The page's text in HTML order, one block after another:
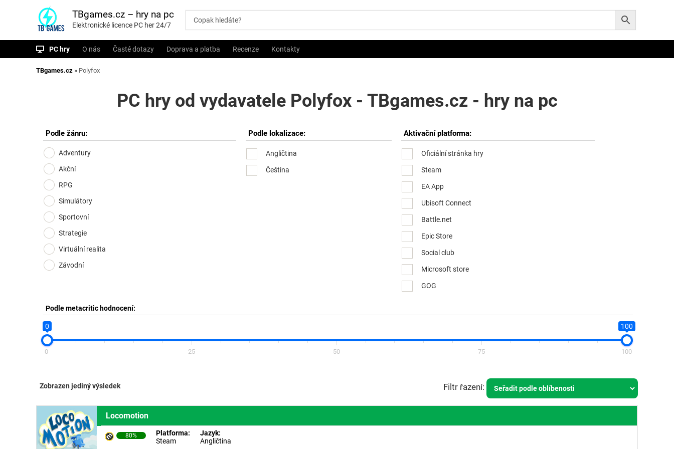
i
TBgames.cz – hry na pc
Elektronické licence PC her 24/7
PC hry O nás Časté dotazy Doprava a platba Recenze Kontakty
TBgames.cz » Polyfox
PC hry od vydavatele Polyfox - TBgames.cz - hry na pc
Podle žánru:
Adventury
Akční
RPG
Simulátory
Sportovní
Strategie
Virtuální realita
Závodní
Podle lokalizace:
Angličtina
Čeština
Aktivační platforma:
Oficiální stránka hry
Steam
EA App
Ubisoft Connect
Battle.net
Epic Store
Social club
Microsoft store
GOG
Podle metacritic hodnocení:
0 100
0 25 50 75 100
Zobrazen jediný výsledek
Locomotion
80%
Platforma:
Steam
Jazyk:
Angličtina